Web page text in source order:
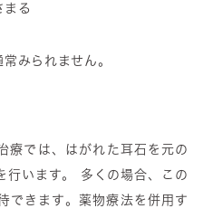
まる
みられません。
療では、はがれた耳石を元の
行います。 多くの場合、この
できます。薬物療法を併用す